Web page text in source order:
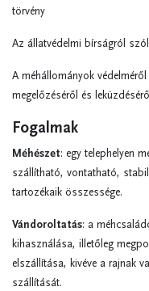
törvény
Az állatvédelmi bírságról
A méhállományok
megelőzéséről és
Fogalmak
Méhészet: egy telephelyen
szállítható, vontatható,
tartozékaik összessége.
Vándoroltatás: a
kihasználása, illetőleg
elszállítása, kivéve a rajnak
szállítását.